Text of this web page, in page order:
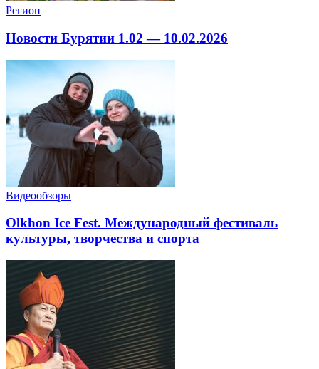
Регион
Новости Бурятии 1.02 — 10.02.2026
Видеообзоры
Olkhon Ice Fest. Международный фестиваль
культуры, творчества и спорта